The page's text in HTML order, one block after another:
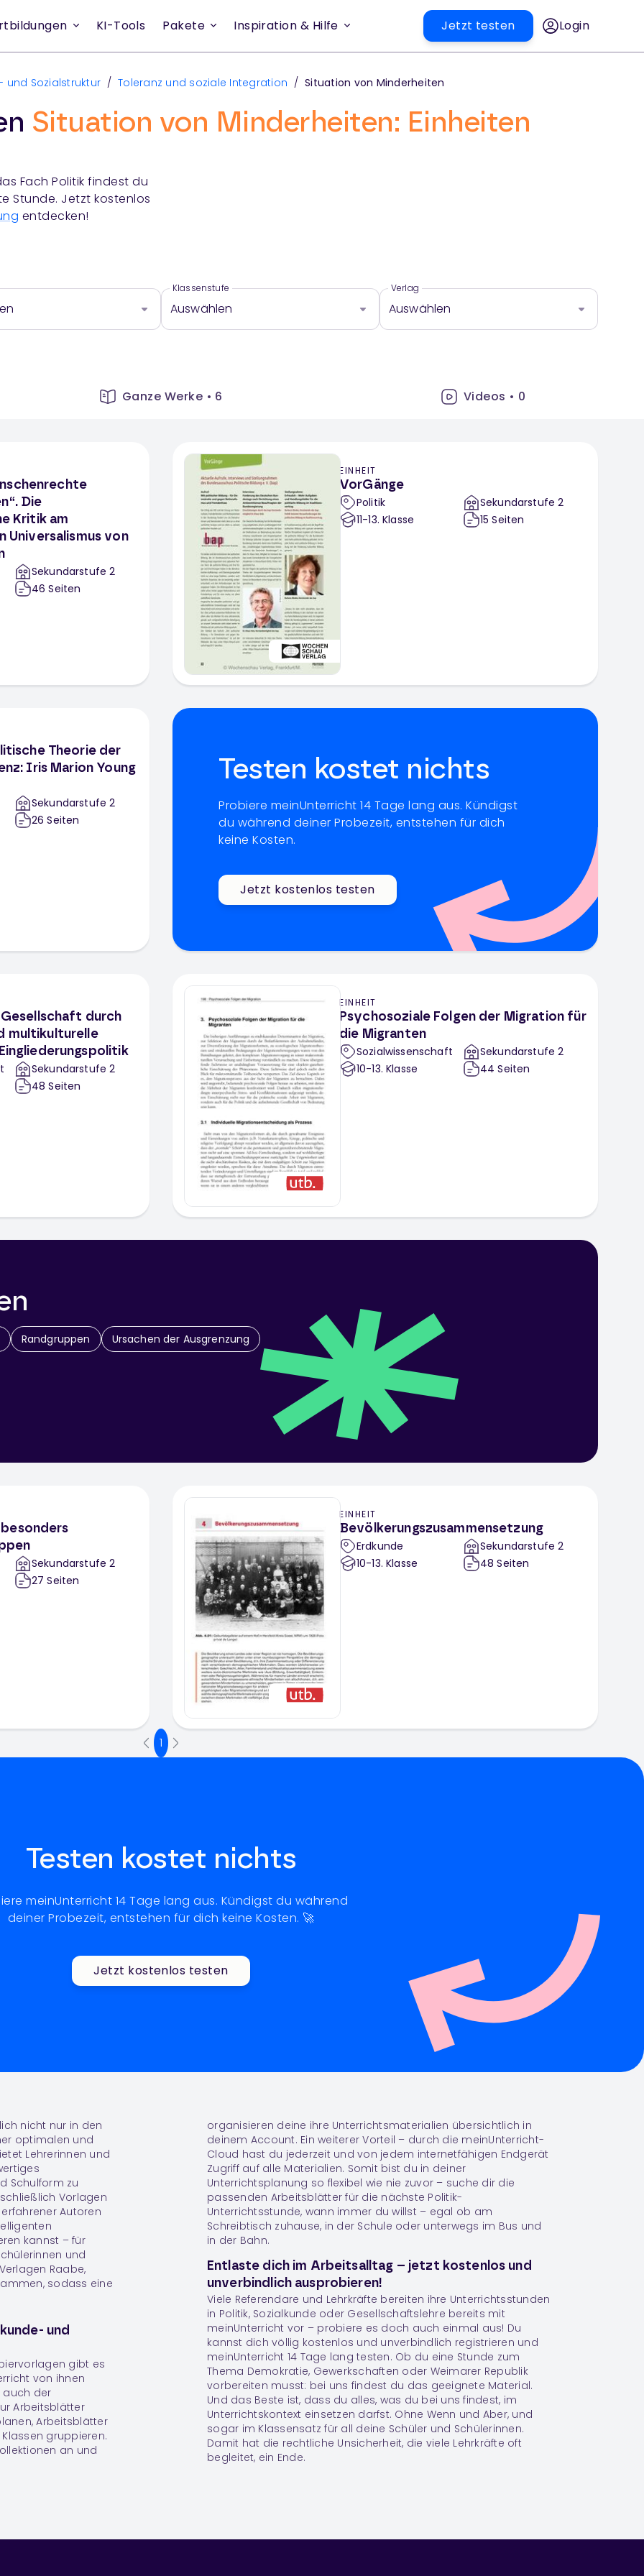
KI-Tools Pakete Inspiration & Hilfe Jetzt testen Login
und Sozialstruktur / Toleranz und soziale Integration / Situation von Minderheiten
Situation von Minderheiten: Einheiten
Fach Politik findest du
Stunde. Jetzt kostenlos
entdecken!
Klassenstufe
Auswählen
Verlag
Auswählen
Ganze Werke • 6 Videos • 0
Die
Kritik am
Universalismus von
Sekundarstufe 2
46 Seiten
EINHEIT
VorGänge
Politik
11-13. Klasse
Sekundarstufe 2
15 Seiten
Theorie der
Iris Marion Young
Sekundarstufe 2
26 Seiten
Testen kostet nichts
Probiere meinUnterricht 14 Tage lang aus. Kündigst
du während deiner Probezeit, entstehen für dich
keine Kosten.
Jetzt kostenlos testen
durch
multikulturelle
Sekundarstufe 2
48 Seiten
EINHEIT
Psychosoziale Folgen der Migration für
die Migranten
Sozialwissenschaft
10-13. Klasse
Sekundarstufe 2
44 Seiten
Randgruppen Ursachen der Ausgrenzung
Sekundarstufe 2
27 Seiten
EINHEIT
Bevölkerungszusammensetzung
Erdkunde
10-13. Klasse
Sekundarstufe 2
48 Seiten
1
Testen kostet nichts
meinUnterricht 14 Tage lang aus. Kündigst du während
deiner Probezeit, entstehen für dich keine Kosten. 🚀
Jetzt kostenlos testen
nicht nur in den
optimalen und
Lehrerinnen und
Schulform zu
Vorlagen
Autoren
kannst – für
und
Raabe,
sodass eine
und
gibt es
von ihnen
auch der
Arbeitsblätter
Arbeitsblätter
gruppieren.
an und
organisieren deine ihre Unterrichtsmaterialien übersichtlich in
deinem Account. Ein weiterer Vorteil – durch die meinUnterricht-
Cloud hast du jederzeit und von jedem internetfähigen Endgerät
Zugriff auf alle Materialien. Somit bist du in deiner
Unterrichtsplanung so flexibel wie nie zuvor – suche dir die
passenden Arbeitsblätter für die nächste Politik-
Unterrichtsstunde, wann immer du willst – egal ob am
Schreibtisch zuhause, in der Schule oder unterwegs im Bus und
in der Bahn.
Entlaste dich im Arbeitsalltag – jetzt kostenlos und
unverbindlich ausprobieren!
Viele Referendare und Lehrkräfte bereiten ihre Unterrichtsstunden
in Politik, Sozialkunde oder Gesellschaftslehre bereits mit
meinUnterricht vor – probiere es doch auch einmal aus! Du
kannst dich völlig kostenlos und unverbindlich registrieren und
meinUnterricht 14 Tage lang testen. Ob du eine Stunde zum
Thema Demokratie, Gewerkschaften oder Weimarer Republik
vorbereiten musst: bei uns findest du das geeignete Material.
Und das Beste ist, dass du alles, was du bei uns findest, im
Unterrichtskontext einsetzen darfst. Ohne Wenn und Aber, und
sogar im Klassensatz für all deine Schüler und Schülerinnen.
Damit hat die rechtliche Unsicherheit, die viele Lehrkräfte oft
begleitet, ein Ende.